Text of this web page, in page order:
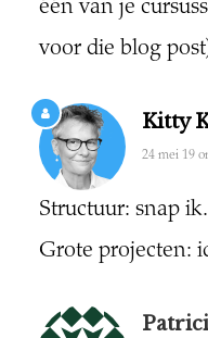
één van je
voor die blog
Kitty
24 mei 19
Structuur: snap ik.
Grote projecten: